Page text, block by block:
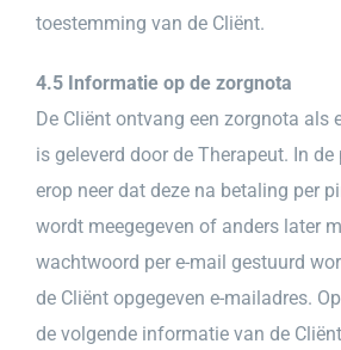
toestemming van de Cliënt.
4.5 Informatie op de zorgnota
De Cliënt ontvang een zorgnota als
is geleverd door de Therapeut. In
erop neer dat deze na betaling per
wordt meegegeven of anders later
wachtwoord per e-mail gestuurd
de Cliënt opgegeven e-mailadres.
de volgende informatie van de